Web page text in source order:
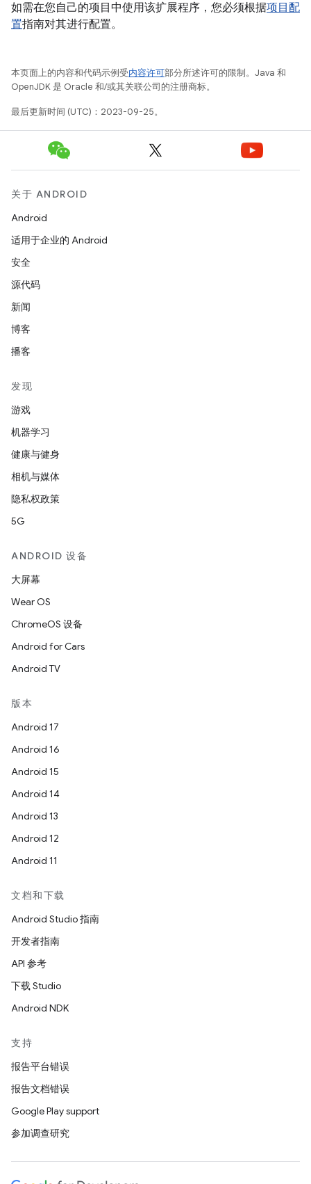
如需在您自己的项目中使用该扩展程序，您必须根据项目配
置指南对其进行配置。
本页面上的内容和代码示例受内容许可部分所述许可的限制。Java 和
OpenJDK 是 Oracle 和/或其关联公司的注册商标。
最后更新时间 (UTC)：2023-09-25。
关于 ANDROID
Android
适用于企业的 Android
安全
源代码
新闻
博客
播客
发现
游戏
机器学习
健康与健身
相机与媒体
隐私权政策
5G
ANDROID 设备
大屏幕
Wear OS
ChromeOS 设备
Android for Cars
Android TV
版本
Android 17
Android 16
Android 15
Android 14
Android 13
Android 12
Android 11
文档和下载
Android Studio 指南
开发者指南
API 参考
下载 Studio
Android NDK
支持
报告平台错误
报告文档错误
Google Play support
参加调查研究